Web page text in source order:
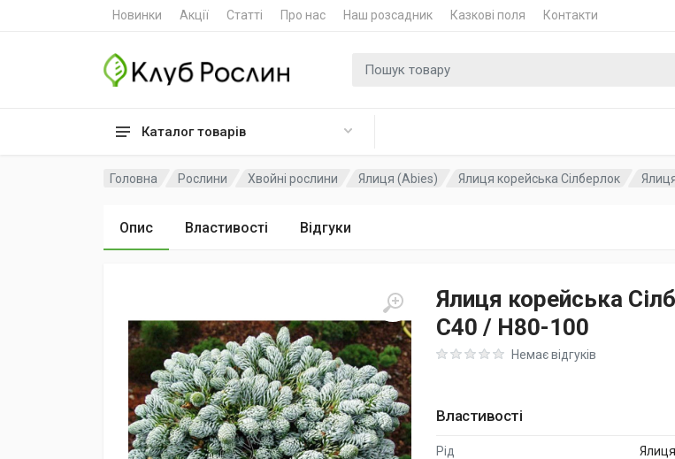
Новинки Акції Статті Про нас Наш розсадник Казкові поля Контакти
Каталог товарів
Пошук для
Головна Рослини Хвойні рослини Ялиця (Abies) Ялиця корейська Сілберлок
Опис Властивості Відгуки
Ялиця корейська
C40 / H80-100
Rating: 0 out of 5Немає відгуків
Властивості
Рід Ялиця